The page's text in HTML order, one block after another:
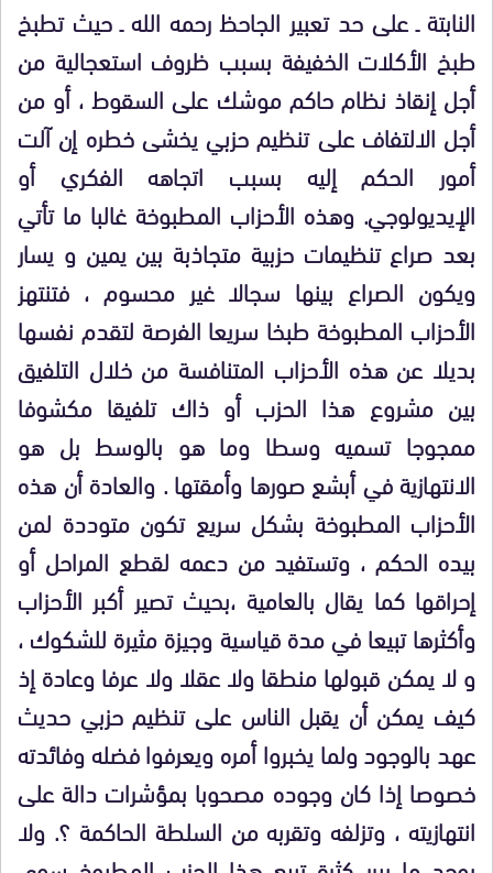
النابتة ـعلى حد تعبير الجاحظ رحمه الله ـ حيث تطبخ
طبخ الأكلات الخفيفة بسبب ظروف استعجالية من
أجل إنقاذ نظام حاكمموشك على السقوط ، أو من
أجل الالتفاف على تنظيم حزبي يخشى خطره إن آلت
أمور الحكمإليه بسبب
اتجاهه الفكري أو
الإيديولوجي. وهذه الأحزاب المطبوخة غالبا ما تأتي
بعد صراع تنظيمات حزبية متجاذبة بين يمين و يسار
ويكون الصراع بينها سجالا غير محسوم ، فتنتهز
الأحزاب المطبوخةطبخا سريعا الفرصة لتقدم نفسها
بديلا عن هذه الأحزاب المتنافسة من خلال التلفيق
بين مشروع هذا الحزب أو ذاك تلفيقا مكشوفا
ممجوجا تسميه وسطا وما هو بالوسط بل هو
الانتهازية في أبشع صورها وأمقتها . والعادة أن هذه
الأحزاب المطبوخة بشكل سريع تكون متوددة لمن
بيده الحكم ، وتستفيد من دعمه لقطع المراحل أو
إحراقها كما يقال بالعامية ،بحيث تصير أكبر الأحزاب
وأكثرها تبيعا في مدة قياسية وجيزةمثيرة للشكوك ،
و لا يمكنقبولها منطقا ولا عقلا ولا عرفا وعادة إذ
كيف يمكن أن يقبل الناس على تنظيم حزبي حديث
عهد بالوجود ولما يخبروا أمره ويعرفوا فضله وفائدته
خصوصا إذا كان وجوده مصحوبا بمؤشرات دالة على
انتهازيته ، وتزلفه وتقربه من السلطة الحاكمة ؟. ولا